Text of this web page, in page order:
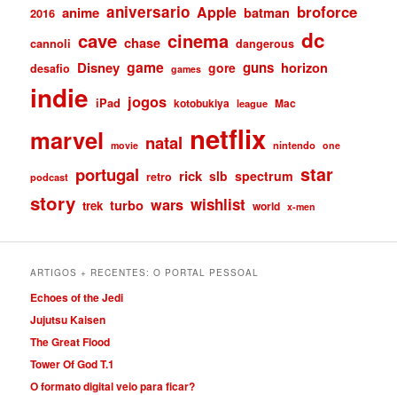
2016 anime aniversario Apple batman broforce
cannoli cave chase cinema dangerous dc
desafio Disney game games gore guns horizon
indie iPad jogos kotobukiya league Mac
marvel movie natal netflix nintendo one
podcast portugal retro rick slb spectrum star
story trek turbo wars wishlist world x-men
ARTIGOS + RECENTES: O PORTAL PESSOAL
Echoes of the Jedi
Jujutsu Kaisen
The Great Flood
Tower Of God T.1
O formato digital veio para ficar?